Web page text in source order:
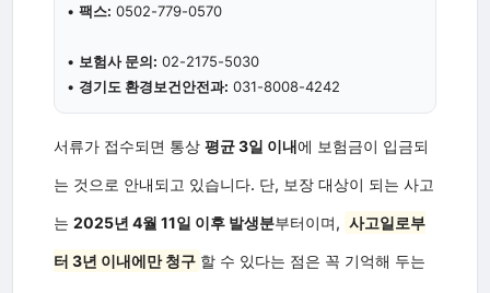
• 팩스: 0502-779-0570
• 보험사 문의: 02-2175-5030
• 경기도 환경보건안전과: 031-8008-4242
서류가 접수되면 통상 평균 3일 이내에 보험금이 입금되
는 것으로 안내되고 있습니다. 단, 보장 대상이 되는 사고
는 2025년 4월 11일 이후 발생분부터이며, 사고일로부
터 3년 이내에만 청구 할 수 있다는 점은 꼭 기억해 두는